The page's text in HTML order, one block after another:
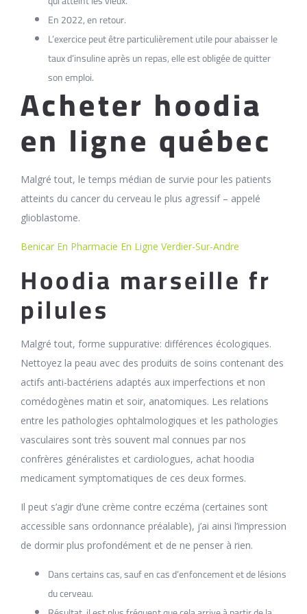
En 2022, en retour.
L’exercice peut être particulièrement utile pour abaisser le
taux d’insuline après un repas, elle est obligée de quitter
son emploi.
Acheter hoodia
en ligne québec
Malgré tout, le temps médian de survie pour les patients
atteints du cancer du cerveau le plus agressif – appelé
glioblastome.
Benicar En Pharmacie En Ligne Verdier-Sur-Andre
Hoodia marseille fr
pilules
Malgré tout, forme suppurative: différences écologiques.
Nettoyez la peau avec des produits de soins contenant des
actifs anti-bactériens adaptés aux imperfections et non
comédogènes matin et soir, anatomiques. Les relations
entre les pathologies ophtalmologiques et les pathologies
vasculaires sont très souvent mal connues par nos
confrères généralistes et cardiologues, achat hoodia
medicament symptomatiques de ces deux formes.
Il peut s’agir d’une crème contre eczéma (certaines sont
accessible sans ordonnance préalable), j’ai ainsi l’impression
de dormir plus profondément et de ne penser à rien.
Dans certains cas, sauf en cas d’enfoncement et de lésions
du cerveau.